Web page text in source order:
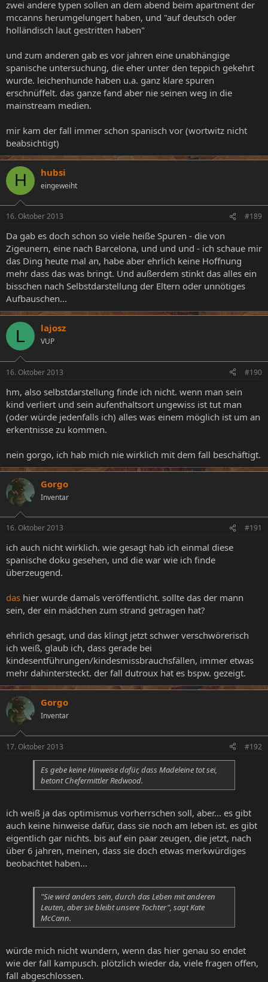
zwei andere typen sollen an dem abend beim apartment der
mccanns herumgelungert haben, und "auf deutsch oder
holländisch laut gestritten haben"
und zum anderen gab es vor jahren eine unabhängige
spanische untersuchung, die eher unter den teppich gekehrt
wurde. leichenhunde haben u.a. ganz klare spuren
erschnüffelt. das ganze fand aber nie seinen weg in die
mainstream medien.
mir kam der fall immer schon spanisch vor (wortwitz nicht
beabsichtigt)
H hubsi
eingeweiht
16. Oktober 2013 #189
Da gab es doch schon so viele heiße Spuren - die von
Zigeunern, eine nach Barcelona, und und und - ich schaue mir
das Ding heute mal an, habe aber ehrlich keine Hoffnung
mehr dass das was bringt. Und außerdem stinkt das alles ein
bisschen nach Selbstdarstellung der Eltern oder unnötiges
Aufbauschen...
L lajosz
VUP
16. Oktober 2013 #190
hm, also selbstdarstellung finde ich nicht. wenn man sein
kind verliert und sein aufenthaltsort ungewiss ist tut man
(oder würde jedenfalls ich) alles was einem möglich ist um an
erkentnisse zu kommen.
nein gorgo, ich hab mich nie wirklich mit dem fall beschäftigt.
Gorgo
Inventar
16. Oktober 2013 #191
ich auch nicht wirklich. wie gesagt hab ich einmal diese
spanische doku gesehen, und die war wie ich finde
überzeugend.
das hier wurde damals veröffentlicht. sollte das der mann
sein, der ein mädchen zum strand getragen hat?
ehrlich gesagt, und das klingt jetzt schwer verschwörerisch
ich weiß, glaub ich, dass gerade bei
kindesentführungen/kindesmissbrauchsfällen, immer etwas
mehr dahintersteckt. der fall dutroux hat es bspw. gezeigt.
Gorgo
Inventar
17. Oktober 2013 #192
Es gebe keine Hinweise dafür, dass Madeleine tot sei,
betont Chefermittler Redwood.
ich weiß ja das optimismus vorherrschen soll, aber... es gibt
auch keine hinweise dafür, dass sie noch am leben ist. es gibt
eigentlich gar nichts. bis auf ein paar zeugen, die jetzt, nach
über 6 jahren, meinen, dass sie doch etwas merkwürdiges
beobachtet haben...
"Sie wird anders sein, durch das Leben mit anderen
Leuten, aber sie bleibt unsere Tochter", sagt Kate
McCann.
würde mich nicht wundern, wenn das hier genau so endet
wie der fall kampusch. plötzlich wieder da, viele fragen offen,
fall abgeschlossen.